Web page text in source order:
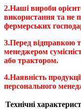
2.Наші вироби
використання та не
фермерських
3.Перед відправкою
менеджером
або трактором.
4.Наявність
персонального
Технічні